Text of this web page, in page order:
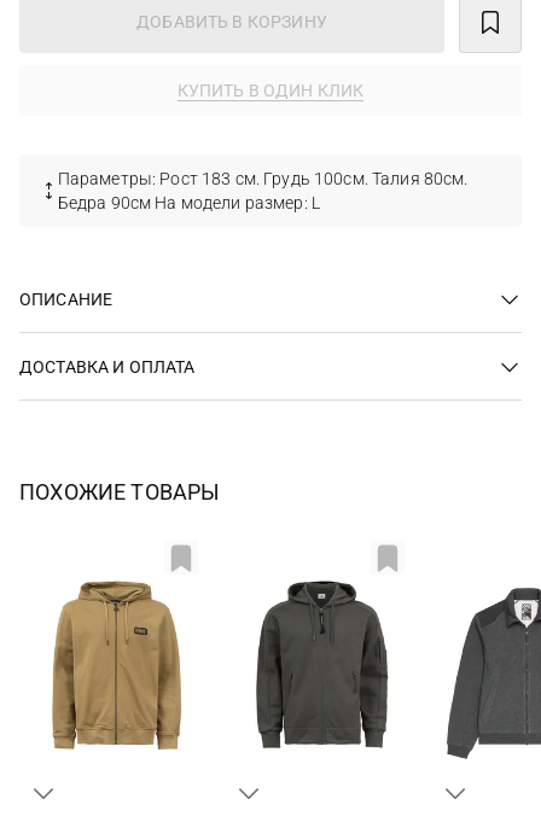
ДОБАВИТЬ В КОРЗИНУ
КУПИТЬ В ОДИН КЛИК
Параметры: Рост 183 см. Грудь 100см. Талия 80см.
Бедра 90см На модели размер: L
ОПИСАНИЕ
ДОСТАВКА И ОПЛАТА
ПОХОЖИЕ ТОВАРЫ